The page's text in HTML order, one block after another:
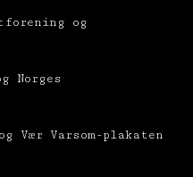
og
Norges
Vær Varsom-plakaten